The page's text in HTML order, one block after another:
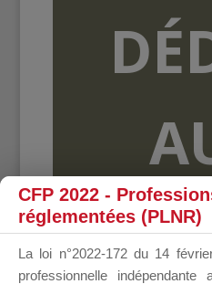
CFP 2022 -
réglementées (PLNR)
La loi n°2022-172 du 14
professionnelle